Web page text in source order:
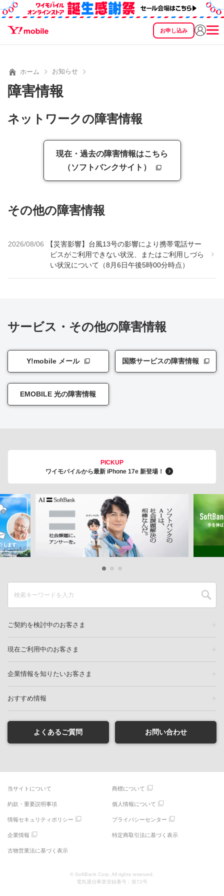
お申し込み
SEARCH
ホーム お知らせ
障害情報
ネットワークの障害情報
現在・過去の障害情報はこちら
（ソフトバンクサイト）
その他の障害情報
2026/08/06
【災害影響】台風13号の影響により携帯電話サー
ビスがご利用できない状況、またはご利用しづら
い状況について（8月6日午後5時00分時点）
サービス・その他の障害情報
Y!mobile メール 国際サービスの障害情報
EMOBILE 光の障害情報
PICKUP
ワイモバイルから最新 iPhone 17e 新登場！
ご契約を検討中のお客さま
現在ご利用中のお客さま
企業情報を知りたいお客さま
おすすめ情報
よくあるご質問 お問い合わせ
当サイトについて 商標について
約款・重要説明事項 個人情報について
情報セキュリティポリシー プライバシーセンター
企業情報 特定商取引法に基づく表示
古物営業法に基づく表示
© SoftBank Corp. All rights reserved.
電気通信事業登録番号：第72号